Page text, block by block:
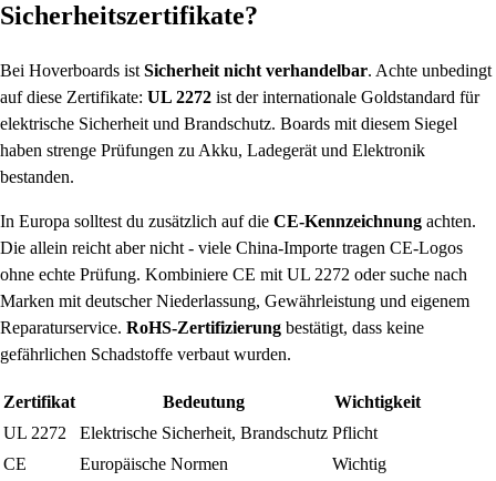
Sicherheitszertifikate?
Bei Hoverboards ist Sicherheit nicht verhandelbar. Achte unbedingt
auf diese Zertifikate: UL 2272 ist der internationale Goldstandard für
elektrische Sicherheit und Brandschutz. Boards mit diesem Siegel
haben strenge Prüfungen zu Akku, Ladegerät und Elektronik
bestanden.
In Europa solltest du zusätzlich auf die CE-Kennzeichnung achten.
Die allein reicht aber nicht - viele China-Importe tragen CE-Logos
ohne echte Prüfung. Kombiniere CE mit UL 2272 oder suche nach
Marken mit deutscher Niederlassung, Gewährleistung und eigenem
Reparaturservice. RoHS-Zertifizierung bestätigt, dass keine
gefährlichen Schadstoffe verbaut wurden.
Zertifikat Bedeutung
Wichtigkeit
UL 2272
Elektrische Sicherheit, Brandschutz Pflicht
CE
Europäische Normen
Wichtig